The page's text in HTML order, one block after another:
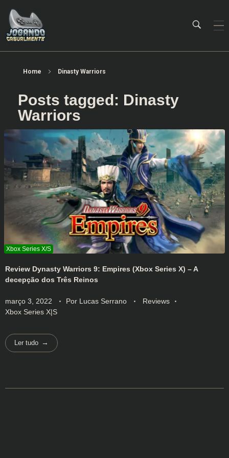
Home Dinasty Warriors
Posts tagged: Dinasty
Warriors
Review Dynasty Warriors 9: Empires (Xbox Series X) – A
decepção dos Três Reinos
março 3, 2022 Por Lucas Serrano
Reviews
Xbox Series X|S
Ler tudo